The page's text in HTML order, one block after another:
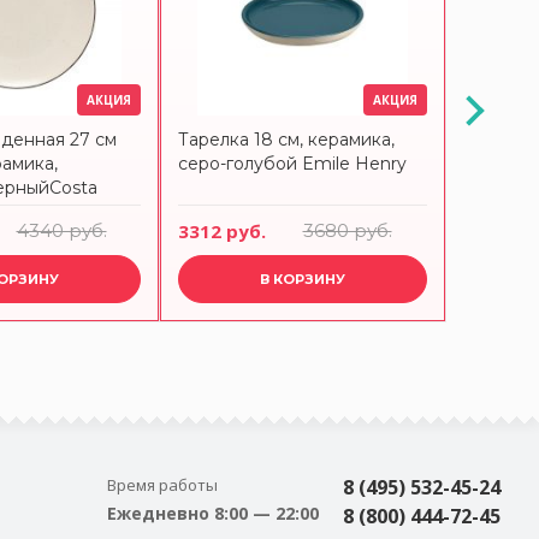
АКЦИЯ
27 см
4340 руб.
АКЦИЯ
Тарелка 18 см, керамика,
серо-голубой Emile Henry
3312 руб. 3680 руб.
В КОРЗИНУ
Время работы
Ежедневно 8:00 — 22:00
8 (495) 532-45-24
8 (800) 444-72-45